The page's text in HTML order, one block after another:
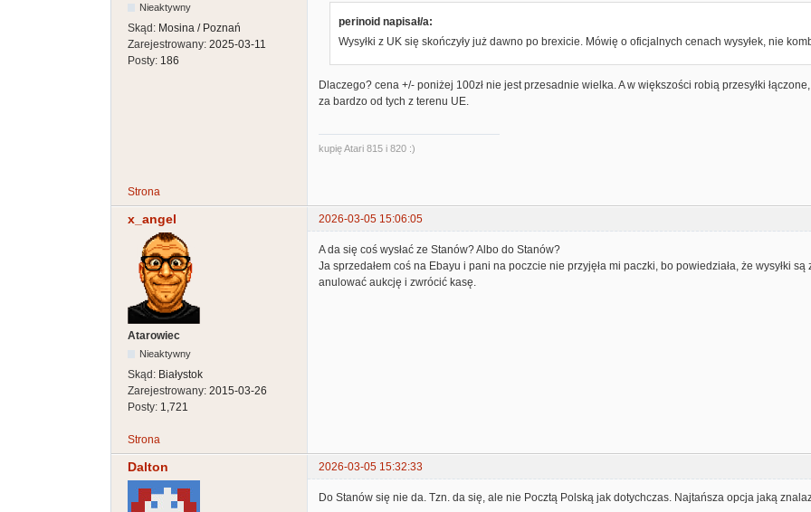
Nieaktywny
Skąd: Mosina / Poznań
Zarejestrowany: 2025-03-11
Posty: 186
perinoid napisał/a:
Wysyłki z UK się skończyły już dawno po brexicie. Mówię o oficjalnych cenach wysyłek, nie
Dlaczego? cena +/- poniżej 100zł nie jest przesadnie wielka. A w większości robią przesyłki
za bardzo od tych z terenu UE.
kupię Atari 815 i 820 :)
Strona
x_angel 2026-03-05 15:06:05
Atarowiec
Nieaktywny
Skąd: Białystok
Zarejestrowany: 2015-03-26
Posty: 1,721
A da się coś wysłać ze Stanów? Albo do Stanów?
Ja sprzedałem coś na Ebayu i pani na poczcie nie przyjęła mi paczki, bo powiedziała, że wysyłki
anulować aukcję i zwrócić kasę.
Strona
Dalton 2026-03-05 15:32:33
Do Stanów się nie da. Tzn. da się, ale nie Pocztą Polską jak dotychczas. Najtańsza opcja jaką